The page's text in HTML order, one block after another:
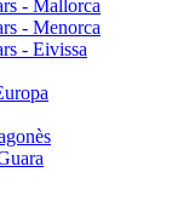
- Mallorca
- Menorca
- Eivissa